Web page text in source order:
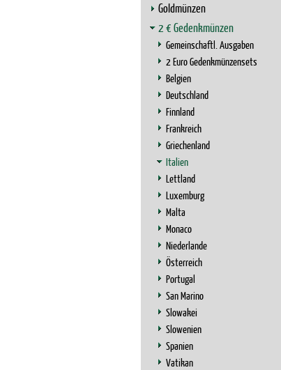
Goldmünzen
2 € Gedenkmünzen
Gemeinschaftl. Ausgaben
2 Euro Gedenkmünzensets
Belgien
Deutschland
Finnland
Frankreich
Griechenland
Italien
Lettland
Luxemburg
Malta
Monaco
Niederlande
Österreich
Portugal
San Marino
Slowakei
Slowenien
Spanien
Vatikan